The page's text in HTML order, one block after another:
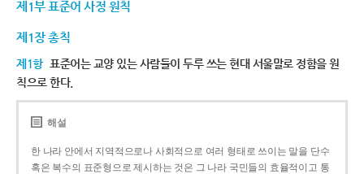
제1부 표준어 사정 원칙
제1장 총칙
제1항 표준어는 교양 있는 사람들이 두루 쓰는 현대 서울말로 정함을 원
칙으로 한다.
해설
한 나라 안에서 지역적으로나 사회적으로 여러 형태로 쓰이는 말을 단수
혹은 복수의 표준형으로 제시하는 것은 그 나라 국민들의 효율적이고 통